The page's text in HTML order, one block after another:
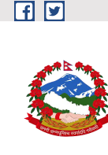
Skip to main content